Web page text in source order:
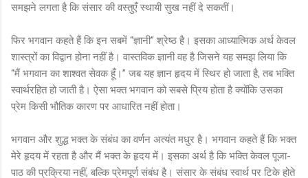
समझने लगता है कि संसार की वस्तुएँ स्थायी सुख नहीं दे सकतीं।
फिर भगवान कहते हैं कि इन सबमें “ज्ञानी” श्रेष्ठ है। इसका आध्यात्मिक अर्थ केवल
शास्त्रों का विद्वान होना नहीं है। वास्तविक ज्ञानी वह है जिसने यह समझ लिया कि
“मैं भगवान का शाश्वत सेवक हूँ।” जब यह ज्ञान हृदय में स्थिर हो जाता है, तब भक्ति
स्वार्थरहित हो जाती है। ऐसा भक्त भगवान को सबसे प्रिय होता है क्योंकि उसका
प्रेम किसी भौतिक कारण पर आधारित नहीं होता।
भगवान और शुद्ध भक्त के संबंध का वर्णन अत्यंत मधुर है। भगवान कहते हैं कि भक्त
मेरे हृदय में रहता है और मैं भक्त के हृदय में। इसका अर्थ है कि भक्ति केवल पूजा-
पाठ की प्रक्रिया नहीं, बल्कि प्रेमपूर्ण संबंध है। संसार के संबंध स्वार्थ पर टिके होते